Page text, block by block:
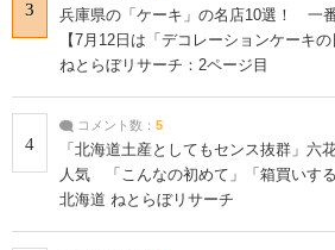
3
兵庫県の「ケーキ」の名店10選！ 一
【7月12日は「デコレーションケーキ
ねとらぼリサーチ：2ページ目
4
コメント数： 5
「北海道土産としてもセンス抜群」六
人気 「こんなの初めて」「箱買いす
北海道 ねとらぼリサーチ